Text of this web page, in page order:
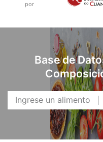
Investigación
por
Base de